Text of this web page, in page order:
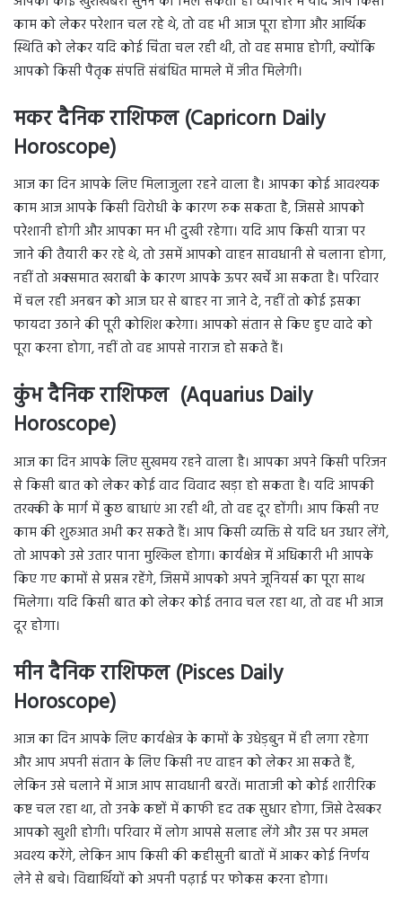
काम को लेकर परेशान चल रहे थे, तो वह भी आज पूरा होगा और आर्थिक
स्थिति को लेकर यदि कोई चिंता चल रही थी, तो वह समाप्त होगी, क्योंकि
आपको किसी पैतृक संपत्ति संबंधित मामले में जीत मिलेगी।
मकर दैनिक राशिफल (Capricorn Daily
Horoscope)
आज का दिन आपके लिए मिलाजुला रहने वाला है। आपका कोई आवश्यक
काम आज आपके किसी विरोधी के कारण रुक सकता है, जिससे आपको
परेशानी होगी और आपका मन भी दुखी रहेगा। यदि आप किसी यात्रा पर
जाने की तैयारी कर रहे थे, तो उसमें आपको वाहन सावधानी से चलाना होगा,
नहीं तो अक्समात खराबी के कारण आपके ऊपर खर्चे आ सकता है। परिवार
में चल रही अनबन को आज घर से बाहर ना जाने दे, नहीं तो कोई इसका
फायदा उठाने की पूरी कोशिश करेगा। आपको संतान से किए हुए वादे को
पूरा करना होगा, नहीं तो वह आपसे नाराज हो सकते हैं।
कुंभ दैनिक राशिफल (Aquarius Daily
Horoscope)
आज का दिन आपके लिए सुखमय रहने वाला है। आपका अपने किसी परिजन
से किसी बात को लेकर कोई वाद विवाद खड़ा हो सकता है। यदि आपकी
तरक्की के मार्ग में कुछ बाधाएं आ रही थी, तो वह दूर होंगी। आप किसी नए
काम की शुरुआत अभी कर सकते हैं। आप किसी व्यक्ति से यदि धन उधार लेंगे,
तो आपको उसे उतार पाना मुश्किल होगा। कार्यक्षेत्र में अधिकारी भी आपके
किए गए कामों से प्रसन्न रहेंगे, जिसमें आपको अपने जूनियर्स का पूरा साथ
मिलेगा। यदि किसी बात को लेकर कोई तनाव चल रहा था, तो वह भी आज
दूर होगा।
मीन दैनिक राशिफल (Pisces Daily
Horoscope)
आज का दिन आपके लिए कार्यक्षेत्र के कामों के उधेड़बुन में ही लगा रहेगा
और आप अपनी संतान के लिए किसी नए वाहन को लेकर आ सकते हैं,
लेकिन उसे चलाने में आज आप सावधानी बरतें। माताजी को कोई शारीरिक
कष्ट चल रहा था, तो उनके कष्टों में काफी हद तक सुधार होगा, जिसे देखकर
आपको खुशी होगी। परिवार में लोग आपसे सलाह लेंगे और उस पर अमल
अवश्य करेंगे, लेकिन आप किसी की कहीसुनी बातों में आकर कोई निर्णय
लेने से बचे। विद्यार्थियों को अपनी पढ़ाई पर फोकस करना होगा।